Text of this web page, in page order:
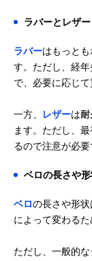
ラバーとレザ
ラバーはもっとも
す。ただし、経
で、必要に応じて
一方、 レザーは耐
ます。ただし、
るので注意が必要
ベロの長さや
ベロの長さや形
によって変わるた
ただし、一般的